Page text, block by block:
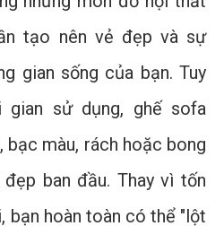
tạo nên vẻ đẹp và sự
gian sống của bạn. Tuy
gian sử dụng, ghế sofa
bạc màu, rách hoặc bong
ban đầu. Thay vì tốn
bạn hoàn toàn có thể "lột